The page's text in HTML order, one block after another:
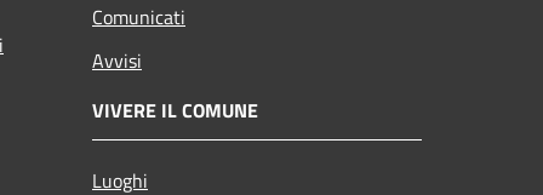
Comunicati
Avvisi
VIVERE IL COMUNE
Luoghi